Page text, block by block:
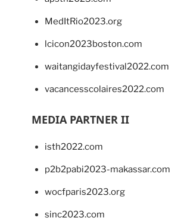
MedItRio2023.org
lcicon2023boston.com
waitangidayfestival2022.com
vacancesscolaires2022.com
MEDIA PARTNER II
isth2022.com
p2b2pabi2023-makassar.com
wocfparis2023.org
sinc2023.com